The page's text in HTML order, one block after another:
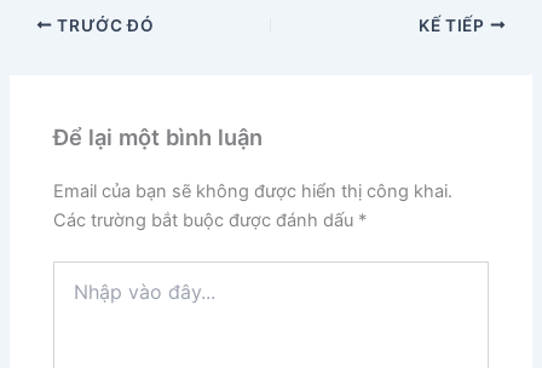
TRƯỚC ĐÓ KẾ TIẾP
Để lại một bình luận
Email của bạn sẽ không được hiển thị công khai.
Các trường bắt buộc được đánh dấu *
vào